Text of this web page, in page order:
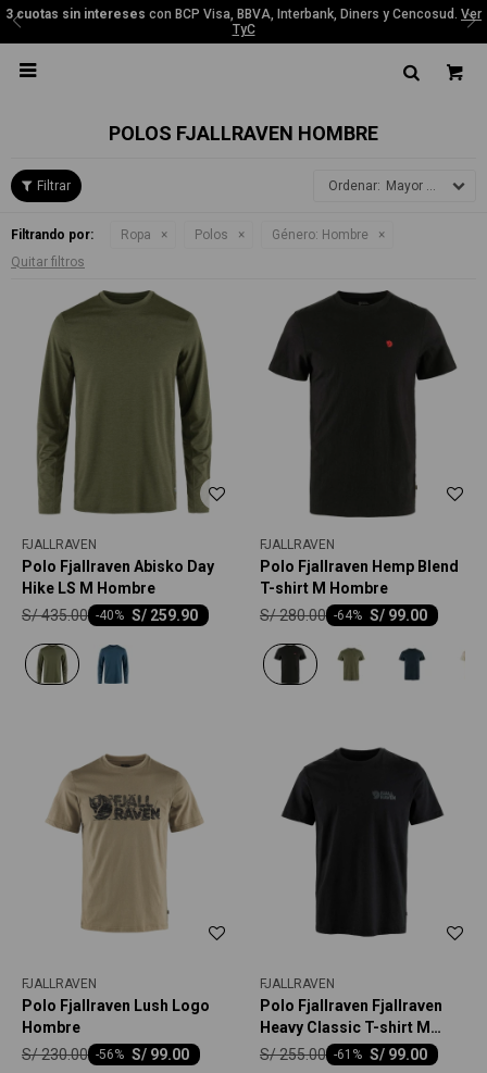
3 cuotas sin intereses con BCP Visa, BBVA, Interbank, Diners y Cencosud. Ver
TyC

POLOS FJALLRAVEN HOMBRE
Mayor precio
Filtrando por: Ropa Polos Género: Hombre
Quitar filtros
FJALLRAVEN
Polo Fjallraven Abisko Day
Hike LS M Hombre
S/ 259.90
-40
S/435.00
FJALLRAVEN
Polo Fjallraven Hemp Blend
T-shirt M Hombre
S/ 99.00
-64
S/280.00
FJALLRAVEN
Polo Fjallraven Lush Logo
Hombre
S/ 99.00
-56
S/230.00
FJALLRAVEN
Polo Fjallraven Fjallraven
Heavy Classic T-shirt M
Hombre
S/ 99.00
-61
S/255.00